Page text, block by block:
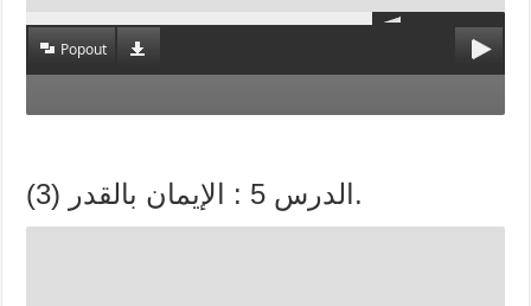
Popout
الدرس 5 : الإيمان بالقدر (3).